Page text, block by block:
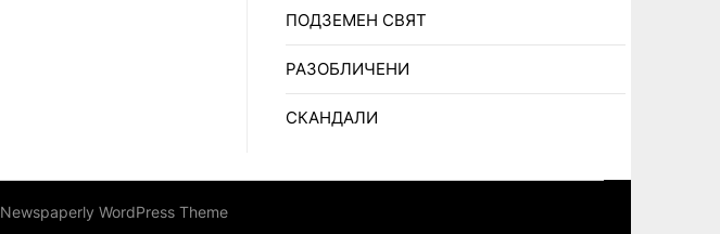
ПОДЗЕМЕН СВЯТ
РАЗОБЛИЧЕНИ
СКАНДАЛИ
Newspaperly WordPress Theme